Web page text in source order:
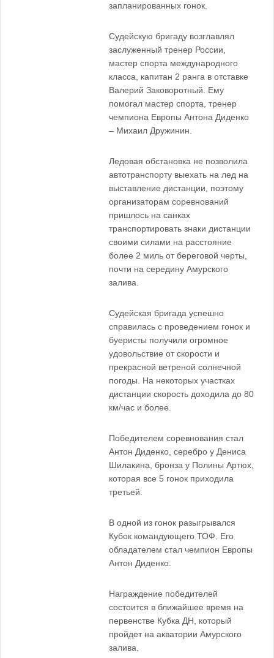
запланированных гонок.
Судейскую бригаду возглавлял
заслуженный тренер России,
мастер спорта международного
класса, капитан 2 ранга в отставке
Валерий Заковоротный. Ему
помогал мастер спорта, тренер
чемпиона Европы Антона Диденко
– Михаил Дружинин.
Ледовая обстановка не позволила
автотранспорту выехать на лед на
выставление дистанции, поэтому
организаторам соревнований
пришлось на санках
транспортировать знаки дистанции
своими силами на расстояние
более 2 миль от береговой черты,
почти на середину Амурского
залива.
Судейская бригада успешно
справилась с проведением гонок и
буеристы получили огромное
удовольствие от скорости и
прекрасной ветреной солнечной
погоды. На некоторых участках
дистанции скорость доходила до 80
км/час и более.
Победителем соревнования стал
Антон Диденко, серебро у Дениса
Шилакина, бронза у Полины Артюх,
которая все 5 гонок приходила
третьей.
В одной из гонок разыгрывался
Кубок командующего ТОФ. Его
обладателем стал чемпион Европы
Антон Диденко.
Награждение победителей
состоится в ближайшее время на
первенстве Кубка ДН, который
пройдет на акватории Амурского
залива.